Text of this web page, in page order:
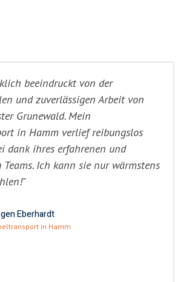
beeindruckt von der
und zuverlässigen Arbeit von
Grunewald. Mein
in Hamm verlief reibungslos
dank ihres erfahrenen und
Ich kann sie nur wärmstens
Eberhardt
in Hamm